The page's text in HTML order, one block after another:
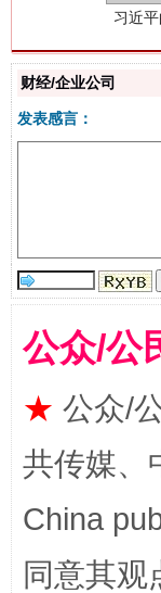
揭批
财经/企业公司
发表感言：
公众/公
★ 公众/
共传媒、
China
同意其观